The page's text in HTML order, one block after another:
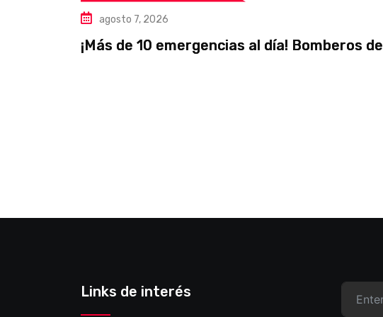
agosto 7, 2026
¡Más de 10 emergencias al día! Bomberos de
Links de interés